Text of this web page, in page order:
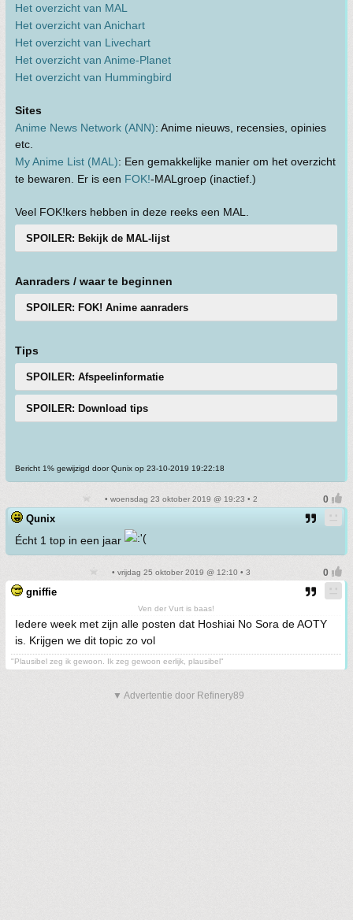
Het overzicht van MAL
Het overzicht van Anichart
Het overzicht van Livechart
Het overzicht van Anime-Planet
Het overzicht van Hummingbird
Sites
Anime News Network (ANN): Anime nieuws, recensies, opinies
etc.
My Anime List (MAL): Een gemakkelijke manier om het overzicht
te bewaren. Er is een FOK!-MALgroep (inactief.)
Veel FOK!kers hebben in deze reeks een MAL.
SPOILER: Bekijk de MAL-lijst
Aanraders / waar te beginnen
SPOILER: FOK! Anime aanraders
Tips
SPOILER: Afspeelinformatie
SPOILER: Download tips
Bericht 1% gewijzigd door Qunix op 23-10-2019 19:22:18
• woensdag 23 oktober 2019 @ 19:23 • 2
Qunix
Écht 1 top in een jaar
• vrijdag 25 oktober 2019 @ 12:10 • 3
gniffie
Ven der Vurt is baas!
Iedere week met zijn alle posten dat Hoshiai No Sora de AOTY
is. Krijgen we dit topic zo vol
"Plausibel zeg ik gewoon. Ik zeg gewoon eerlijk, plausibel"
▼ Advertentie door Refinery89